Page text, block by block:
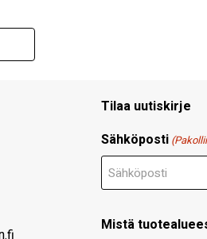
koneisiin.
Tilaa uutiskirje
Sähköposti
Mistä